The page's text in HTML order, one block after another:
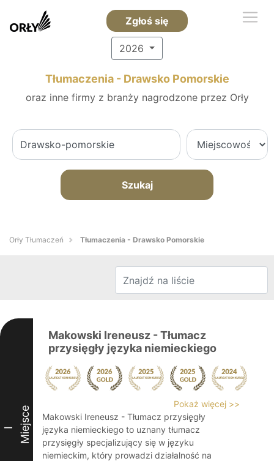
Zgłoś się
2026
Tłumaczenia - Drawsko Pomorskie
oraz inne firmy z branży nagrodzone przez Orły
Szukaj
Orły Tłumaczeń Tłumaczenia - Drawsko Pomorskie
I Miejsce
Makowski Ireneusz - Tłumacz
przysięgły języka niemieckiego
Pokaż więcej >>
Makowski Ireneusz - Tłumacz przysię̨gły
języka niemieckiego to uznany tłumacz
przysięgły specjalizujący się w języku
niemieckim, który prowadzi działalność na